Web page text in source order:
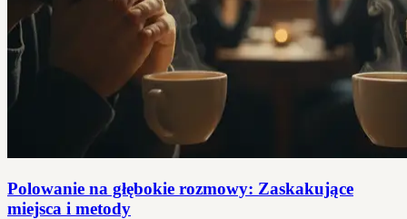
Polowanie na głębokie rozmowy: Zaskakujące
miejsca i metody